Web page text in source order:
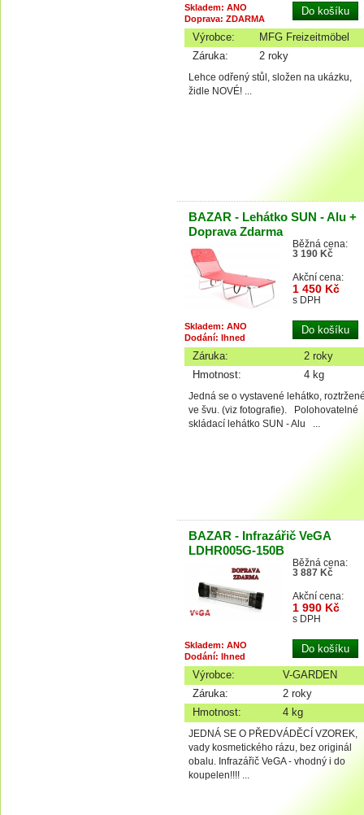
Skladem: ANO
Doprava: ZDARMA
Výrobce:
MFG Freizeitmöbel
Záruka:
2 roky
Lehce odřený stůl, složen na ukázku,
židle NOVÉ! ...
BAZAR - Lehátko SUN - Alu +
Doprava Zdarma
Běžná cena:
3 190 Kč
Akční cena:
1 450 Kč
s DPH
Skladem: ANO
Dodání: Ihned
Záruka:
2 roky
Hmotnost:
4 kg
Jedná se o vystavené lehátko,
ve švu. (viz fotografie). Polohovatelné
skládací lehátko SUN - Alu ...
BAZAR - Infrazářič VeGA
LDHR005G-150B
Běžná cena:
3 887 Kč
Akční cena:
1 990 Kč
s DPH
Skladem: ANO
Dodání: Ihned
Výrobce:
V-GARDEN
Záruka:
2 roky
Hmotnost:
4 kg
JEDNÁ SE O PŘEDVÁDĚCÍ VZOREK,
vady kosmetického rázu, bez originál
obalu. Infrazářič VeGA - vhodný i do
koupelen!!!! ...